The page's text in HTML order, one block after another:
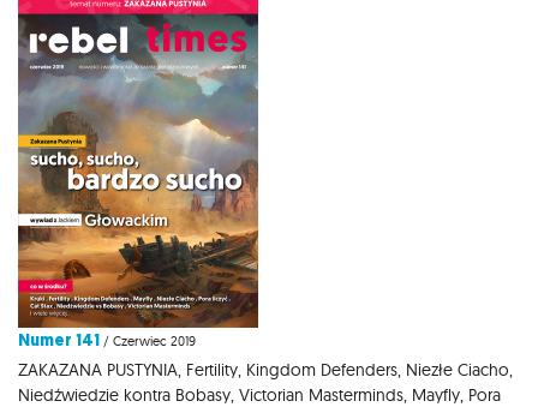
Numer 141 / Czerwiec 2019
ZAKAZANA PUSTYNIA, Fertility, Kingdom Defenders, Niezłe Ciacho,
Niedźwiedzie kontra Bobasy, Victorian Masterminds, Mayfly, Pora